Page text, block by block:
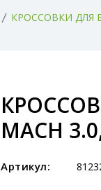
КРОССОВКИ ДЛЯ
MACH
Артикул: